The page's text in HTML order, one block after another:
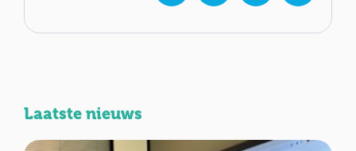
Laatste nieuws